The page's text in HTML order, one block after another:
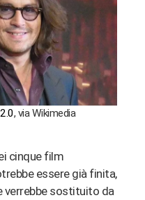
, via Wikimedia
cinque film
essere già finita,
verrebbe sostituito da